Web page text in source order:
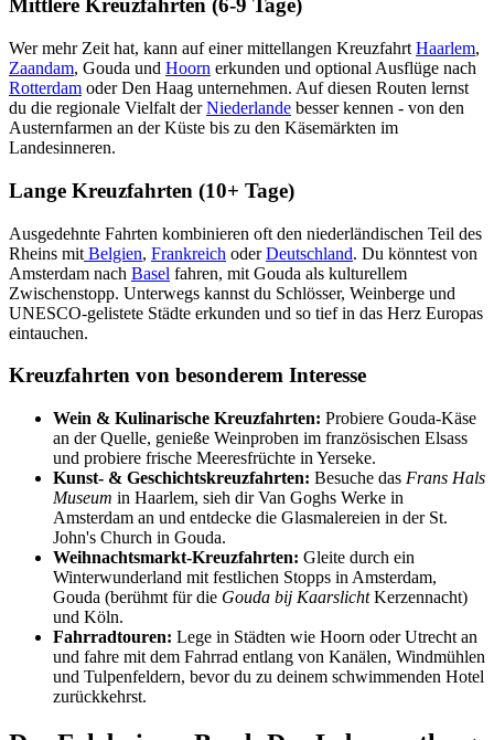
Mittlere Kreuzfahrten (6-9 Tage)
Wer mehr Zeit hat, kann auf einer mittellangen Kreuzfahrt Haarlem,
Zaandam, Gouda und Hoorn erkunden und optional Ausflüge nach
Rotterdam oder Den Haag unternehmen. Auf diesen Routen lernst
du die regionale Vielfalt derNiederlande besser kennen - von den
Austernfarmen an der Küste bis zu den Käsemärkten im
Landesinneren.
Lange Kreuzfahrten (10+ Tage)
Ausgedehnte Fahrten kombinieren oft den niederländischen Teil des
Rheins mit Belgien, Frankreich oderDeutschland. Du könntest von
Amsterdam nach Basel fahren, mit Gouda als kulturellem
Zwischenstopp. Unterwegs kannst du Schlösser, Weinberge und
UNESCO-gelistete Städte erkunden und so tief in das Herz Europas
eintauchen.
Kreuzfahrten von besonderem Interesse
Wein & Kulinarische Kreuzfahrten: Probiere Gouda-Käse
an der Quelle, genieße Weinproben im französischen Elsass
und probiere frische Meeresfrüchte in Yerseke.
Kunst- & Geschichtskreuzfahrten: Besuche das Frans Hals
Museum in Haarlem, sieh dir Van Goghs Werke in
Amsterdam an und entdecke die Glasmalereien in der St.
John's Church in Gouda.
Weihnachtsmarkt-Kreuzfahrten: Gleite durch ein
Winterwunderland mit festlichen Stopps in Amsterdam,
Gouda (berühmt für die Gouda bij KaarslichtKerzennacht)
und Köln.
Fahrradtouren: Lege in Städten wie Hoorn oder Utrecht an
und fahre mit dem Fahrrad entlang von Kanälen, Windmühlen
und Tulpenfeldern, bevor du zu deinem schwimmenden Hotel
zurückkehrst.